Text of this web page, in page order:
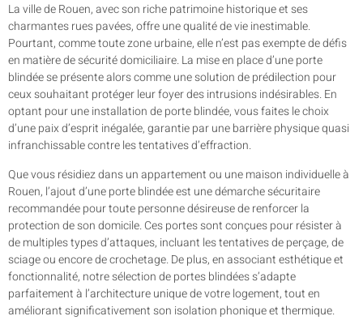
La ville de Rouen, avec son riche patrimoine historique et ses
charmantes rues pavées, offre une qualité de vie inestimable.
Pourtant, comme toute zone urbaine, elle n’est pas exempte de défis
en matière de sécurité domiciliaire. La mise en place d’une porte
blindée se présente alors comme une solution de prédilection pour
ceux souhaitant protéger leur foyer des intrusions indésirables. En
optant pour une installation de porte blindée, vous faites le choix
d’une paix d’esprit inégalée, garantie par une barrière physique quasi
infranchissable contre les tentatives d’effraction.
Que vous résidiez dans un appartement ou une maison individuelle à
Rouen, l’ajout d’une porte blindée est une démarche sécuritaire
recommandée pour toute personne désireuse de renforcer la
protection de son domicile. Ces portes sont conçues pour résister à
de multiples types d’attaques, incluant les tentatives de perçage, de
sciage ou encore de crochetage. De plus, en associant esthétique et
fonctionnalité, notre sélection de portes blindées s’adapte
parfaitement à l’architecture unique de votre logement, tout en
améliorant significativement son isolation phonique et thermique.